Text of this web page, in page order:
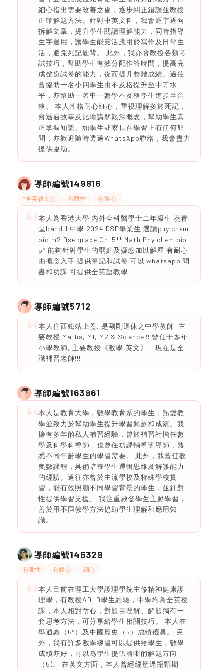
細心指出需要改善之處，逐步糾正錯誤並教授
正確解題方法。針對中英文科，我會逐字逐句
拆解文章，提升學生閱讀理解能力，同時指導
生字運用，讓學生能靈活應用於寫作及日常生
活，避免死記硬背。 此外，我亦會教授各類考
試技巧，幫助學生有效分配作答時間，提高完
成整份試卷的能力，從而提升整體成績。過往
曾協助一名小四學生由不及格提升至中等水
平，亦幫助一名中一數學不及格學生進步至合
格。 本人性格耐心細心，重視理解多於死記，
會透過故事及比喻講解艱深概念，幫助學生真
正掌握知識。如學生或家長在學習上有任何疑
問，亦歡迎隨時透過WhatsApp聯絡，我會盡力
提供協助。
導師編號149816
*全英語上堂 有耐性 有愛心
本人為香港大學 內外全科醫學士二年級生 葵青
區band 1 中學 2024 DSE畢業生 選讀phy chem
bio m2 Dse grade Chi 5** Math Phy chem bio
5* 能夠針對學生的弱點及疑惑加以解釋 有耐心
由概念入手 提供筆記和試卷 可以 whatsapp 問
書和功課 可提供全英語教學
導師編號5712
本人住西鐵站上蓋, 是剛剛退休之中學教師, 主
要教授 Maths, M1, M2 & Science!!! 曾任十多年
小學教師, 主要教授《數學,英文》!!! 現在是全
職補習老師!!!
導師編號163961
本人是教育大學，數學教育系的學生，熱愛教
學並致力於幫助學生提升學習興趣和成績。我
擁有多年的私人補習經驗，曾於補習社擔任數
學及科學科導師，也曾任功課輔導班導師，熟
悉不同年齡學生的學習需要。 此外，我曾任教
奧數課程，具備培養學生邏輯思維及解難能力
的經驗。過往亦曾於主流學校及特殊學校實
習，能有效照顧不同學習背景的學生，並針對
性提供學習支援。 我注重啟發學生主動學習，
善於用不同教學方法協助學生理解和應用知
識。
導師編號146329
有耐性 有愛心 細心
本人目前在理工大學護理學院主修精神健康護
理學，有教授ADHD學生經驗，中學均為全英授
課，本人相對耐心，對題目理解、解題獨有一
套思考方法，可分享給學生相關技巧。 本人在
學通識（5*）及中國歷史（5）成績優異。 另
外，我有許多數學練習可以提供給學生，數學
成績亦好，可以為學生提供清晰的解題方向
（5)。 在英文方面，本人曾經經歷過瓶頸期，